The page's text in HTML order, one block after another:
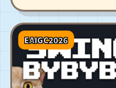
EAIGC2026